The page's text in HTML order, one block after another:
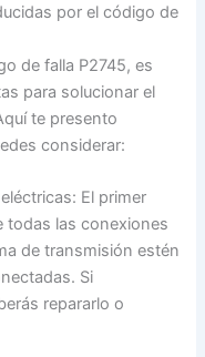
por el código de
de falla P2745, es
para solucionar el
te presento
considerar:
El primer
todas las conexiones
de transmisión estén
Si
repararlo o